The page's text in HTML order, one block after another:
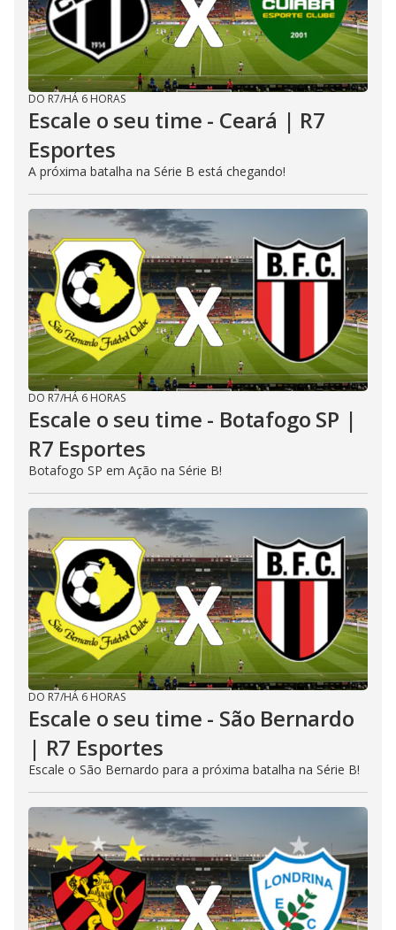
DO R7/HÁ 6 HORAS
Escale o seu time - Ceará | R7
Esportes
A próxima batalha na Série B está chegando!
DO R7/HÁ 6 HORAS
Escale o seu time - Botafogo SP |
R7 Esportes
Botafogo SP em Ação na Série B!
DO R7/HÁ 6 HORAS
Escale o seu time - São Bernardo
| R7 Esportes
Escale o São Bernardo para a próxima batalha na Série B!